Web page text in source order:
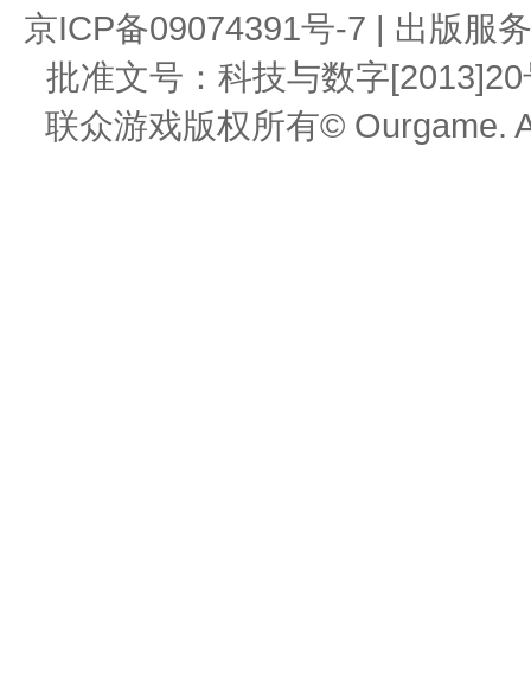
京ICP备09074391号-7 | 出版服
批准文号：科技与数字
联众游戏版权所有© Ourgame.